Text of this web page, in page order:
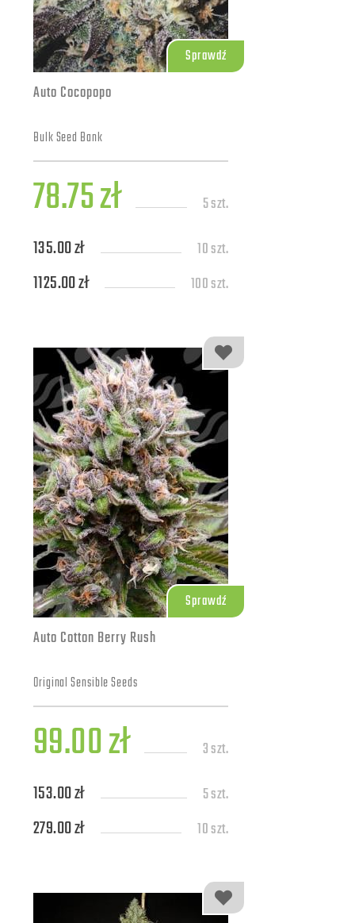
Sprawdź
Auto Cocopopo
Bulk Seed Bank
78.75 zł 5 szt.
135.00 zł 10 szt.
1125.00 zł 100 szt.
9000.00 zł 1000 szt.
Sprawdź
Auto Cotton Berry Rush
Original Sensible Seeds
99.00 zł 3 szt.
153.00 zł 5 szt.
279.00 zł 10 szt.